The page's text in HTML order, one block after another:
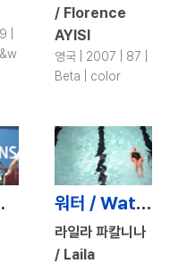
|
/ Florence
AYISI
영국 | 2007 | 87 |
Beta | color
Moment 워터 / Water
라일라 파칼니나
/ Laila